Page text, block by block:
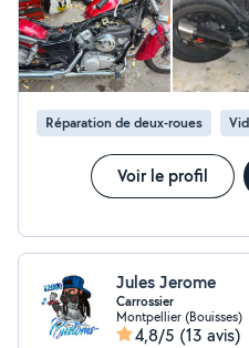
Réparation de deux-roues
Voir le profil
Jules Jerome
Carrossier
Montpellier (Bouisses)
4,8/5 (13 avis)